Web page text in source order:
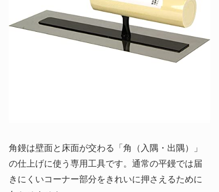
角鏝は壁面と床面が交わる「角（入隅・出隅）」
の仕上げに使う専用工具です。通常の平鏝では届
きにくいコーナー部分をきれいに押さえるために